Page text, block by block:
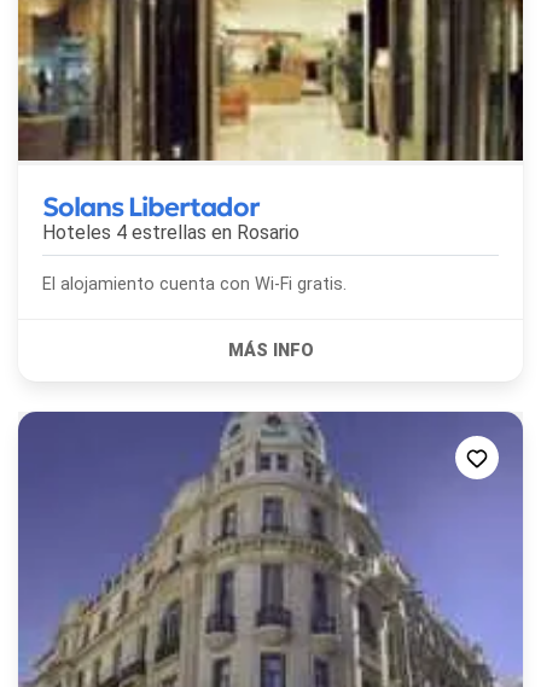
Solans Libertador
Hoteles 4 estrellas en Rosario
El alojamiento cuenta con Wi-Fi gratis.